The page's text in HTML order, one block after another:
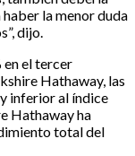
la menor duda
dijo.
en el tercer
Hathaway, las
inferior al índice
Hathaway ha
total del